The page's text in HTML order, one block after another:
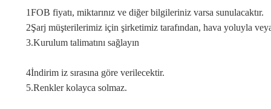
1FOB fiyatı, miktarınız ve diğer bilgileriniz varsa sunulacaktır.
2Şarj müşterilerimiz için şirketimiz tarafından, hava yoluyla
3.Kurulum talimatını sağlayın
4İndirim iz sırasına göre verilecektir.
5.Renkler kolayca solmaz.